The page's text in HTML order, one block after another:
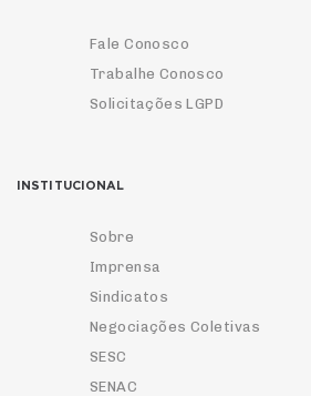
Fale Conosco
Trabalhe Conosco
Solicitações LGPD
INSTITUCIONAL
Sobre
Imprensa
Sindicatos
Negociações Coletivas
SESC
SENAC